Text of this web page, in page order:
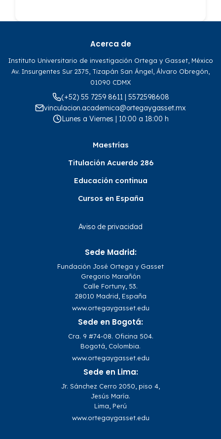
Acerca de
Instituto Universitario de investigación Ortega y Gasset, México
Av. Insurgentes Sur 2375, Tizapán San Ángel, Álvaro Obregón,
01090 CDMX
(+52) 55 7259 8611 | 5572598608
vinculacion.academica@ortegaygasset.mx
Lunes a Viernes | 10:00 a 18:00 h
Maestrías
Titulación Acuerdo 286
Educación continua
Cursos en España
Aviso de privacidad
Sede Madrid:
Fundación José Ortega y Gasset
Gregorio Marañón
Calle Fortuny, 53.
28010 Madrid, España
www.ortegaygasset.edu
Sede en Bogotá:
Cra. 9 #74-08. Oficina 504.
Bogotá, Colombia.
www.ortegaygasset.edu
Sede en Lima:
Jr. Sánchez Cerro 2050, piso 4,
Jesús María.
Lima, Perú
www.ortegaygasset.edu